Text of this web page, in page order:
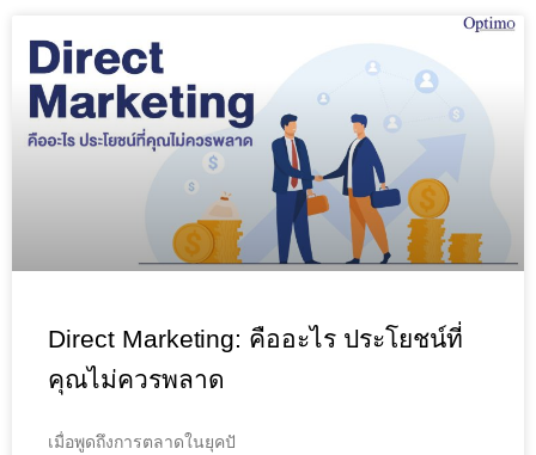
Direct Marketing: คืออะไร ประโยชน์ที่
คุณไม่ควรพลาด
เมื่อพูดถึงการตลาดในยุคปั